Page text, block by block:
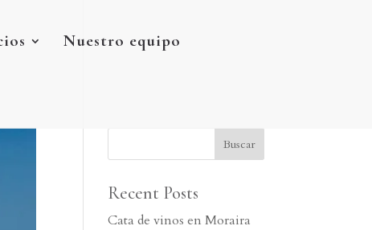
Nuestro equipo
Recent Posts
Cata de vinos en Moraira